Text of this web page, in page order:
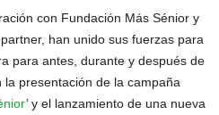
con Fundación Más Sénior y
han unido sus fuerzas para
para antes, durante y después de
presentación de la campaña
’ y el lanzamiento de una nueva